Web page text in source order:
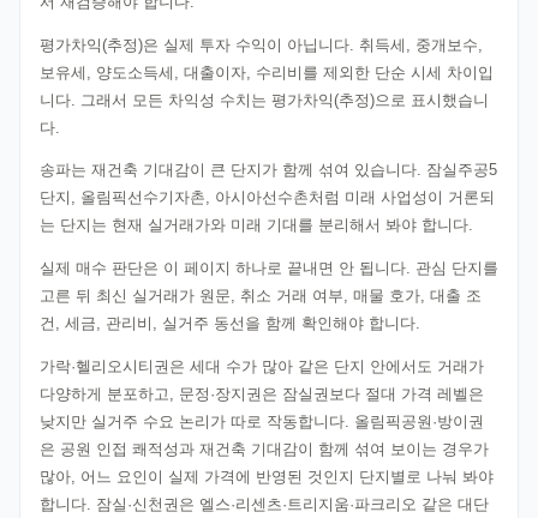
평가차익(추정)은 실제 투자 수익이 아닙니다. 취득세, 중개보수,
보유세, 양도소득세, 대출이자, 수리비를 제외한 단순 시세 차이입
니다. 그래서 모든 차익성 수치는 평가차익(추정)으로 표시했습니
다.
송파는 재건축 기대감이 큰 단지가 함께 섞여 있습니다. 잠실주공5
단지, 올림픽선수기자촌, 아시아선수촌처럼 미래 사업성이 거론되
는 단지는 현재 실거래가와 미래 기대를 분리해서 봐야 합니다.
실제 매수 판단은 이 페이지 하나로 끝내면 안 됩니다. 관심 단지를
고른 뒤 최신 실거래가 원문, 취소 거래 여부, 매물 호가, 대출 조
건, 세금, 관리비, 실거주 동선을 함께 확인해야 합니다.
가락·헬리오시티권은 세대 수가 많아 같은 단지 안에서도 거래가
다양하게 분포하고, 문정·장지권은 잠실권보다 절대 가격 레벨은
낮지만 실거주 수요 논리가 따로 작동합니다. 올림픽공원·방이권
은 공원 인접 쾌적성과 재건축 기대감이 함께 섞여 보이는 경우가
많아, 어느 요인이 실제 가격에 반영된 것인지 단지별로 나눠 봐야
합니다. 잠실·신천권은 엘스·리센츠·트리지움·파크리오 같은 대단